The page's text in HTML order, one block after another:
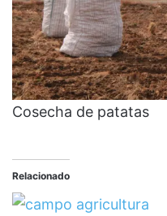
Cosecha de patatas
Relacionado